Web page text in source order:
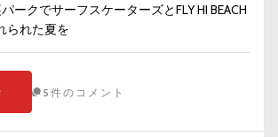
ークでサーフスケーターズとFLY HI BEACH
られた夏を
5件のコメント